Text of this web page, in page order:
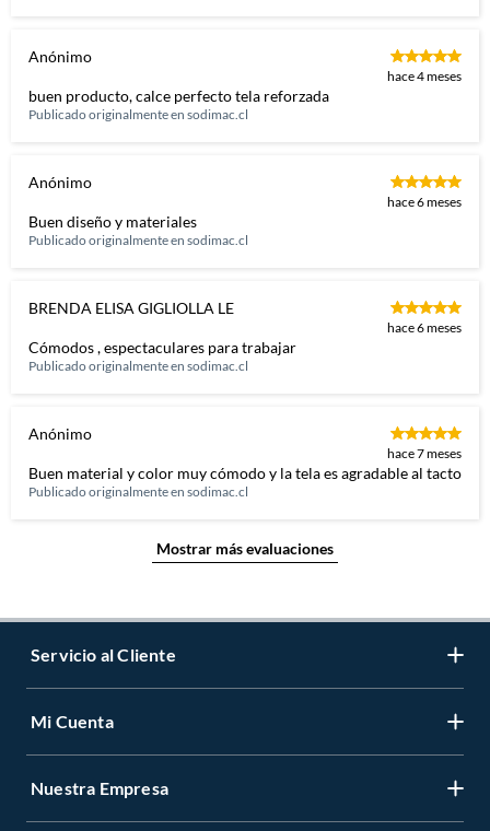
Anónimo
hace 4 meses
buen producto, calce perfecto tela reforzada
Publicado originalmente en sodimac.cl
Anónimo
hace 6 meses
Buen diseño y materiales
Publicado originalmente en sodimac.cl
BRENDA ELISA GIGLIOLLA LE
hace 6 meses
Cómodos , espectaculares para trabajar
Publicado originalmente en sodimac.cl
Anónimo
hace 7 meses
Buen material y color muy cómodo y la tela es agradable al tacto
Publicado originalmente en sodimac.cl
Mostrar más evaluaciones
Servicio al Cliente
Contáctanos
Mi Cuenta
Registrate
Nuestra Empresa